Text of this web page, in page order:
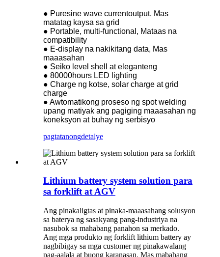
● Puresine wave currentoutput, Mas
matatag kaysa sa grid
● Portable, multi-functional, Mataas na
compatibility
● E-display na nakikitang data, Mas
maaasahan
● Seiko level shell at eleganteng
● 80000hours LED lighting
● Charge ng kotse, solar charge at grid
charge
● Awtomatikong proseso ng spot welding
upang matiyak ang pagiging maaasahan ng
koneksyon at buhay ng serbisyo
pagtatanongdetalye
Lithium battery system solution para
sa forklift at AGV
Ang pinakaligtas at pinaka-maaasahang solusyon
sa baterya ng sasakyang pang-industriya na
nasubok sa mahabang panahon sa merkado.
Ang mga produkto ng forklift lithium battery ay
nagbibigay sa mga customer ng pinakawalang
pag-aalala at buong karanasan. Mas mababang